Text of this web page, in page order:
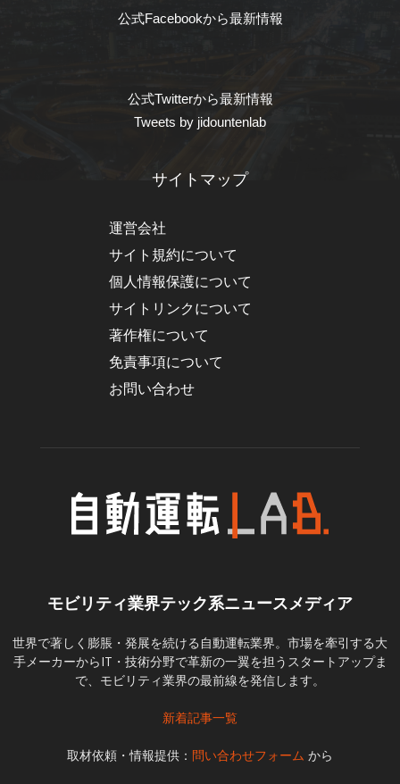
公式Facebookから最新情報
公式Twitterから最新情報
Tweets by jidountenlab
サイトマップ
運営会社
サイト規約について
個人情報保護について
サイトリンクについて
著作権について
免責事項について
お問い合わせ
モビリティ業界テック系ニュースメディア
世界で著しく膨脹・発展を続ける自動運転業界。市場を牽引する大
手メーカーからIT・技術分野で革新の一翼を担うスタートアップま
で、モビリティ業界の最前線を発信します。
新着記事一覧
取材依頼・情報提供： 問い合わせフォーム から